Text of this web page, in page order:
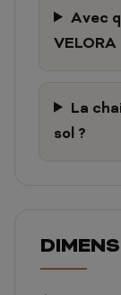
Avec
La
sol ?